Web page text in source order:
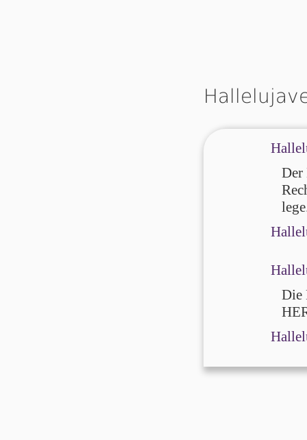
Der
Die